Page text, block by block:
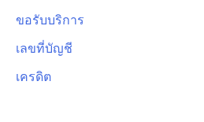
ขอรับบริการ
เลขที่บัญชี
เครดิต